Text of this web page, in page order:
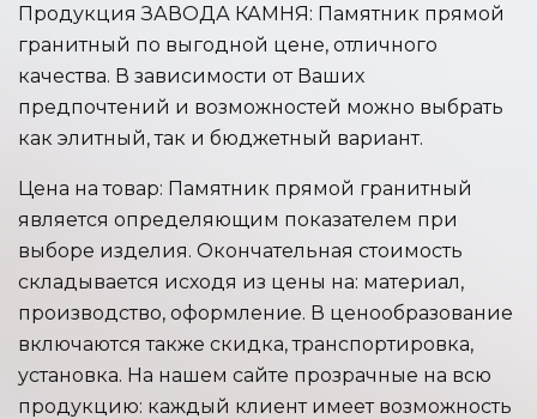
ст1400*600*80/п700*200*140
ст600*400*70 ф.в. /
п500*200*120
ст600*400*70 ф.в. /
п600*200*120
ст700*400*70 угол /
п500*180*120
ст700*400*70 ф.в. /
п500*200*120
Продукция ЗАВОДА КАМНЯ: Памятник прямой
гранитный по выгодной цене, отличного
качества. В зависимости от Ваших
предпочтений и возможностей можно выбрать
как элитный, так и бюджетный вариант.
Цена на товар: Памятник прямой гранитный
является определяющим показателем при
выборе изделия. Окончательная стоимость
складывается исходя из цены на: материал,
производство, оформление. В ценообразование
включаются также скидка, транспортировка,
установка. На нашем сайте прозрачные на всю
продукцию: каждый клиент имеет возможность